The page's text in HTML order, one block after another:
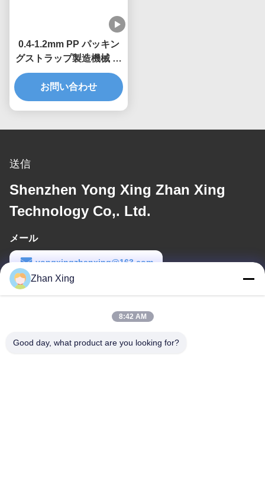
0.4-1.2mm PP パッキン
グストラップ製造機械 ダ
ブルスクリューエクスト
ルーション生産ライン
お問い合わせ
送信
Shenzhen Yong Xing Zhan Xing
Technology Co,. Ltd.
メール
yongxingzhanxing@163.com
労働時間
Zhan Xing
8:42 AM
Good day, what product are you looking for?